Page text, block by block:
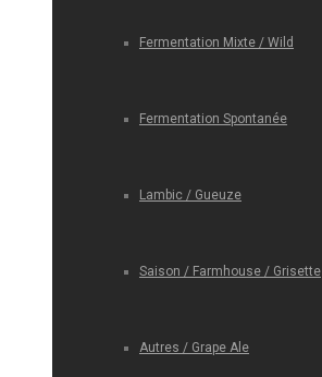
Fermentation Mixte / Wild
Fermentation Spontanée
Lambic / Gueuze
Saison / Farmhouse / Grisette
Autres / Grape Ale